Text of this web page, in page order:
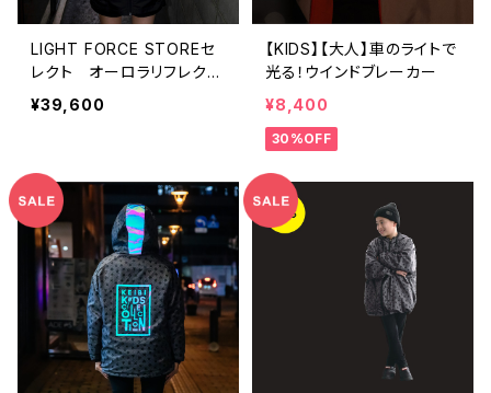
LIGHT FORCE STOREセ
レクト オーロラリフレクタ
ーウィンドブレーカー
¥39,600
【KIDS】【大人】車のライトで
光る！ウインドブレーカー
¥8,400
30%OFF